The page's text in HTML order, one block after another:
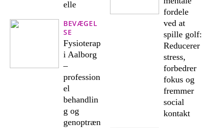
elle
BEVÆGEL
SE
Fysioterap
i Aalborg
–
profession
el
behandlin
g og
genoptræn
fordele
ved at
spille golf:
Reducerer
stress,
forbedrer
fokus og
fremmer
social
kontakt